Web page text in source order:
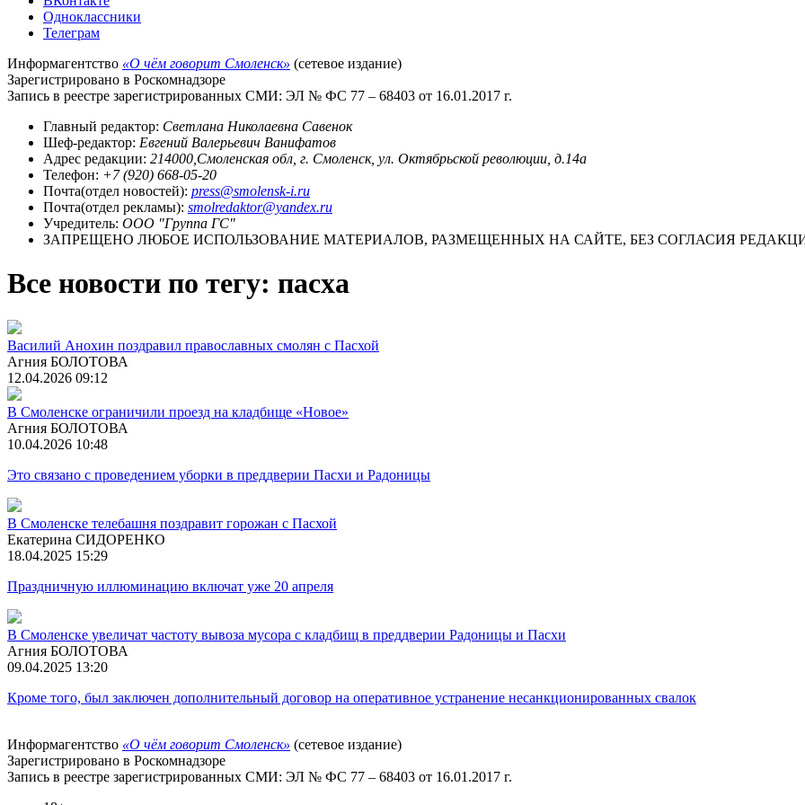
Одноклассники
Телеграм
Информагентство «О чём говорит Смоленск» (сетевое издание)
Зарегистрировано в Роскомнадзоре
Запись в реестре зарегистрированных СМИ: ЭЛ № ФС 77 – 68403 от 16.01.2017 г.
Главный редактор: Светлана Николаевна Савенок
Шеф-редактор: Евгений Валерьевич Ванифатов
Адрес редакции: 214000,Смоленская обл, г. Смоленск, ул. Октябрьской революции, д.14а
Телефон: +7 (920) 668-05-20
Почта(отдел новостей): press@smolensk-i.ru
Почта(отдел рекламы): smolredaktor@yandex.ru
Учредитель: ООО "Группа ГС"
ЗАПРЕЩЕНО ЛЮБОЕ ИСПОЛЬЗОВАНИЕ МАТЕРИАЛОВ, РАЗМЕЩЕННЫХ НА САЙТЕ, БЕЗ СОГЛАСИЯ
Все новости по тегу: пасха
Василий Анохин поздравил православных смолян с Пасхой
Агния БОЛОТОВА
12.04.2026 09:12
В Смоленске ограничили проезд на кладбище «Новое»
Агния БОЛОТОВА
10.04.2026 10:48
Это связано с проведением уборки в преддверии Пасхи и Радоницы
В Смоленске телебашня поздравит горожан с Пасхой
Екатерина СИДОРЕНКО
18.04.2025 15:29
Праздничную иллюминацию включат уже 20 апреля
В Смоленске увеличат частоту вывоза мусора с кладбищ в преддверии Радоницы и Пасхи
Агния БОЛОТОВА
09.04.2025 13:20
Кроме того, был заключен дополнительный договор на оперативное устранение несанкционированных свалок
Информагентство «О чём говорит Смоленск» (сетевое издание)
Зарегистрировано в Роскомнадзоре
Запись в реестре зарегистрированных СМИ: ЭЛ № ФС 77 – 68403 от 16.01.2017 г.